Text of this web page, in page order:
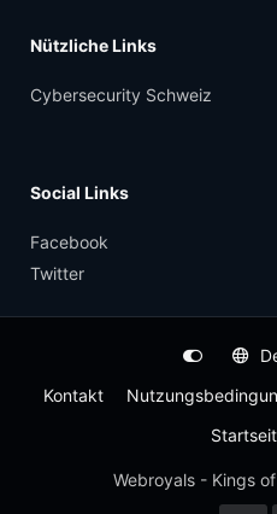
Nützliche Links
Cybersecurity Schweiz
Social Links
Facebook
Twitter
Kontakt
Webroyals - Kings